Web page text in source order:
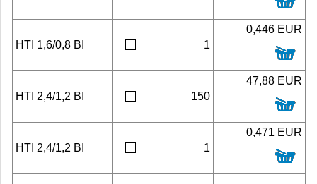
HTI 1,6/0,8 BI 1
0,446 EUR
HTI 2,4/1,2 BI 150
47,88 EUR
HTI 2,4/1,2 BI 1
0,471 EUR